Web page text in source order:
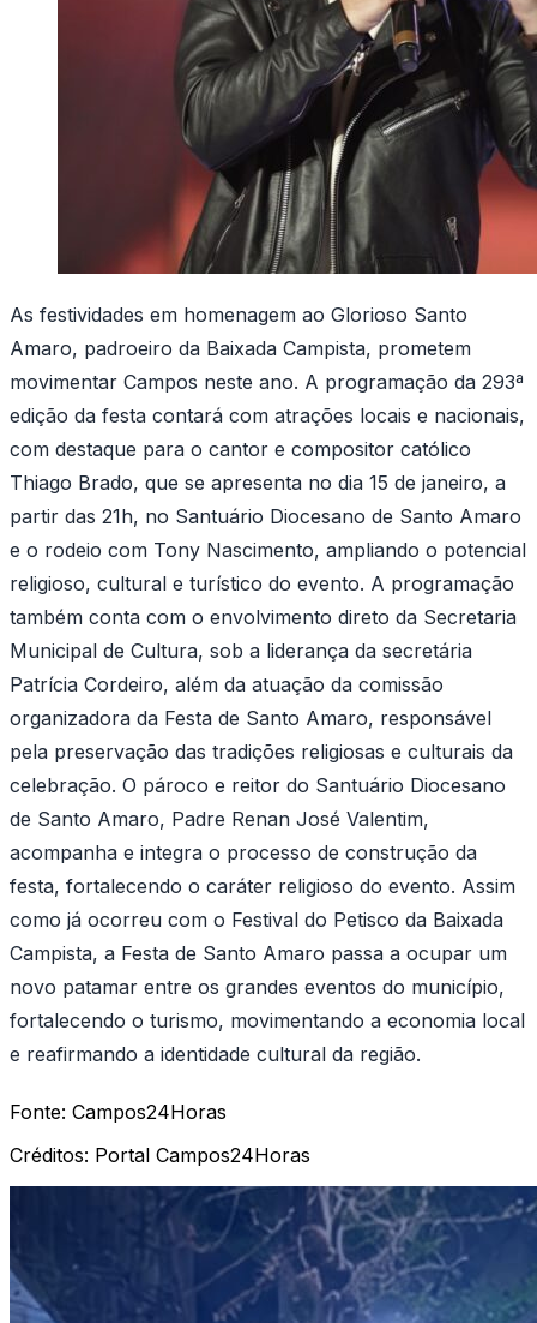
As festividades em homenagem ao Glorioso Santo
Amaro, padroeiro da Baixada Campista, prometem
movimentar Campos neste ano. A programação da 293ª
edição da festa contará com atrações locais e nacionais,
com destaque para o cantor e compositor católico
Thiago Brado, que se apresenta no dia 15 de janeiro, a
partir das 21h, no Santuário Diocesano de Santo Amaro
e o rodeio com Tony Nascimento, ampliando o potencial
religioso, cultural e turístico do evento. A programação
também conta com o envolvimento direto da Secretaria
Municipal de Cultura, sob a liderança da secretária
Patrícia Cordeiro, além da atuação da comissão
organizadora da Festa de Santo Amaro, responsável
pela preservação das tradições religiosas e culturais da
celebração. O pároco e reitor do Santuário Diocesano
de Santo Amaro, Padre Renan José Valentim,
acompanha e integra o processo de construção da
festa, fortalecendo o caráter religioso do evento. Assim
como já ocorreu com o Festival do Petisco da Baixada
Campista, a Festa de Santo Amaro passa a ocupar um
novo patamar entre os grandes eventos do município,
fortalecendo o turismo, movimentando a economia local
e reafirmando a identidade cultural da região.
Fonte: Campos24Horas
Créditos: Portal Campos24Horas